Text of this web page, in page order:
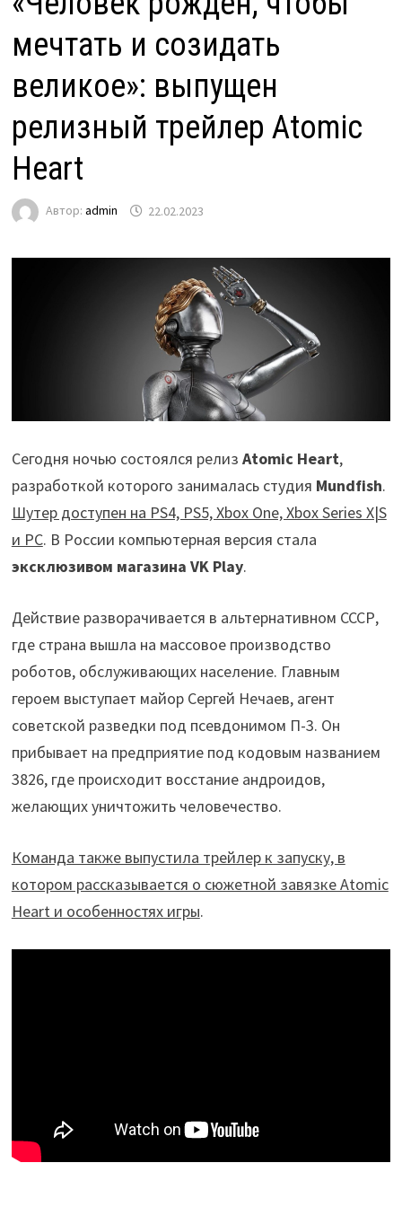
мечтать и созидать
великое»: выпущен
релизный трейлер Atomic
Heart
Автор: admin 22.02.2023
Сегодня ночью состоялся релиз Atomic Heart,
разработкой которого занималась студия Mundfish.
Шутер доступен на PS4, PS5, Xbox One, Xbox Series X|S
и PC. В России компьютерная версия стала
эксклюзивом магазина VK Play.
Действие разворачивается в альтернативном СССР,
где страна вышла на массовое производство
роботов, обслуживающих население. Главным
героем выступает майор Сергей Нечаев, агент
советской разведки под псевдонимом П-3. Он
прибывает на предприятие под кодовым названием
3826, где происходит восстание андроидов,
желающих уничтожить человечество.
Команда также выпустила трейлер к запуску, в
котором рассказывается о сюжетной завязке Atomic
Heart и особенностях игры.